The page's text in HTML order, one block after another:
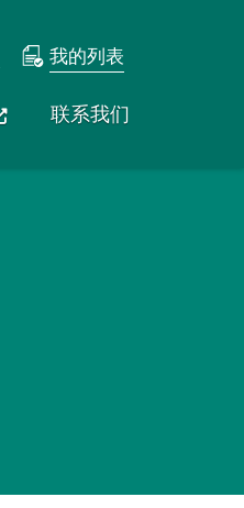
我的列表
联系我们